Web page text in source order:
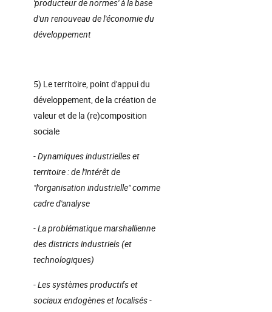
'producteur de normes' à la base
d'un renouveau de l'économie du
développement
5) Le territoire, point d'appui du
développement, de la création de
valeur et de la (re)composition
sociale
- Dynamiques industrielles et
territoire : de l'intérêt de
"l'organisation industrielle" comme
cadre d'analyse
- La problématique marshallienne
des districts industriels (et
technologiques)
- Les systèmes productifs et
sociaux endogènes et localisés -